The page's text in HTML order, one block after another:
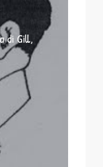
di Gill,